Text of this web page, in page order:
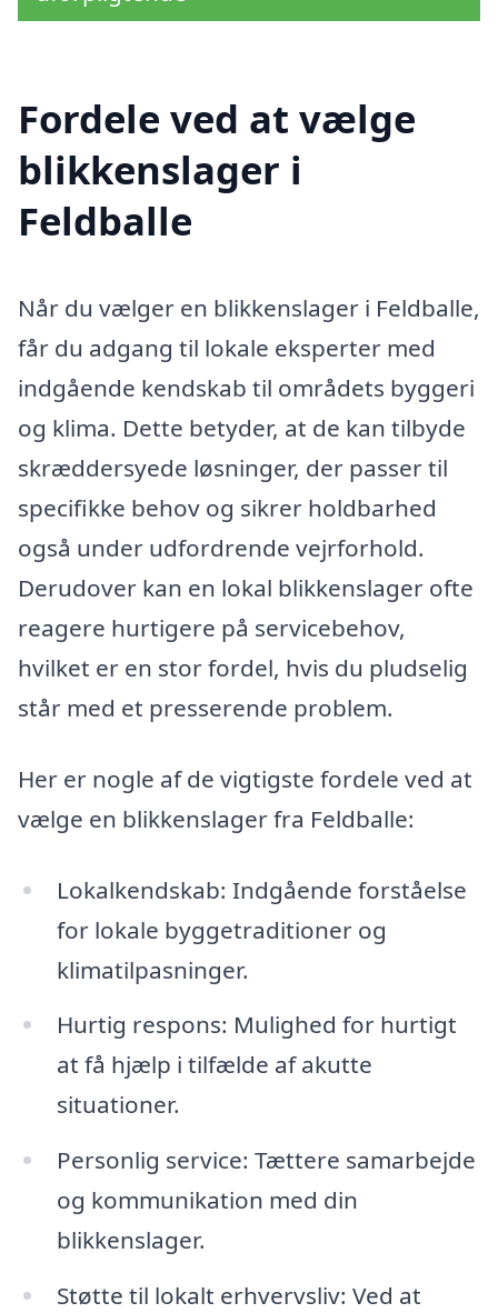
Fordele ved at vælge
blikkenslager i
Feldballe
Når du vælger en blikkenslager i Feldballe,
får du adgang til lokale eksperter med
indgående kendskab til områdets byggeri
og klima. Dette betyder, at de kan tilbyde
skræddersyede løsninger, der passer til
specifikke behov og sikrer holdbarhed
også under udfordrende vejrforhold.
Derudover kan en lokal blikkenslager ofte
reagere hurtigere på servicebehov,
hvilket er en stor fordel, hvis du pludselig
står med et presserende problem.
Her er nogle af de vigtigste fordele ved at
vælge en blikkenslager fra Feldballe:
Lokalkendskab: Indgående forståelse
for lokale byggetraditioner og
klimatilpasninger.
Hurtig respons: Mulighed for hurtigt
at få hjælp i tilfælde af akutte
situationer.
Personlig service: Tættere samarbejde
og kommunikation med din
blikkenslager.
Støtte til lokalt erhvervsliv: Ved at